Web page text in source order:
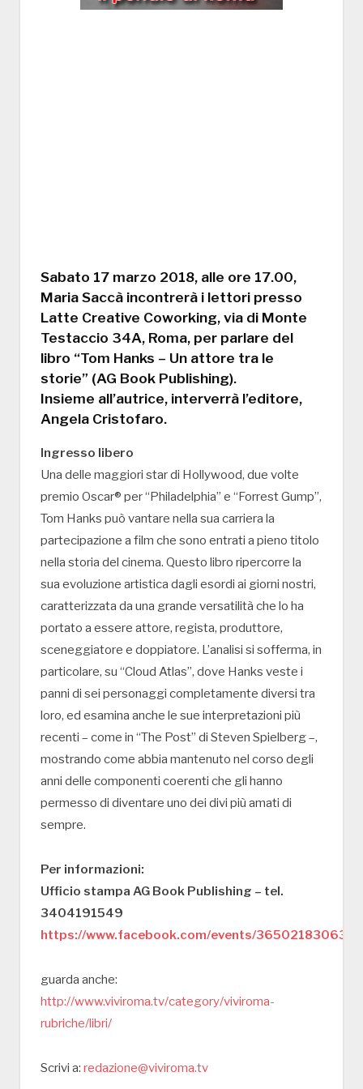
Sabato 17 marzo 2018, alle ore 17.00,
Maria Saccà incontrerà i lettori presso
Latte Creative Coworking, via di Monte
Testaccio 34A, Roma, per parlare del
libro “Tom Hanks – Un attore tra le
storie” (AG Book Publishing).
Insieme all’autrice, interverrà l’editore,
Angela Cristofaro.
Ingresso libero
Una delle maggiori star di Hollywood, due volte
premio Oscar® per “Philadelphia” e “Forrest Gump”,
Tom Hanks può vantare nella sua carriera la
partecipazione a film che sono entrati a pieno titolo
nella storia del cinema. Questo libro ripercorre la
sua evoluzione artistica dagli esordi ai giorni nostri,
caratterizzata da una grande versatilità che lo ha
portato a essere attore, regista, produttore,
sceneggiatore e doppiatore. L’analisi si sofferma, in
particolare, su “Cloud Atlas”, dove Hanks veste i
panni di sei personaggi completamente diversi tra
loro, ed esamina anche le sue interpretazioni più
recenti – come in “The Post” di Steven Spielberg –,
mostrando come abbia mantenuto nel corso degli
anni delle componenti coerenti che gli hanno
permesso di diventare uno dei divi più amati di
sempre.
Per informazioni:
Ufficio stampa AG Book Publishing – tel.
3404191549
https://www.facebook.com/events/
guarda anche:
http://www.viviroma.tv/category/viviroma-
rubriche/libri/
Scrivi a: redazione@viviroma.tv